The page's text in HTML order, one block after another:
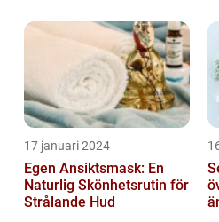
17 januari 2024
Egen Ansiktsmask: En
Naturlig Skönhetsrutin för
Strålande Hud